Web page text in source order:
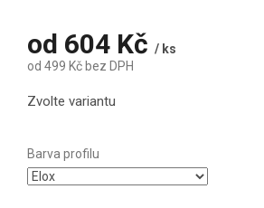
od 604 Kč / ks
od 499 Kč bez DPH
Zvolte variantu
Barva profilu